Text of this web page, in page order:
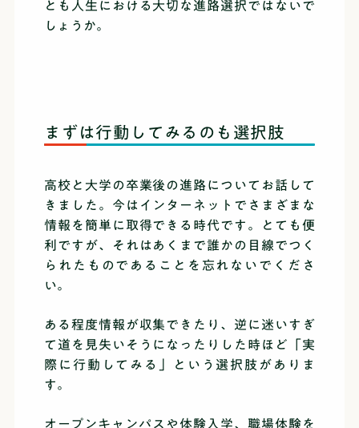
とも人生における大切な進路選択ではないで
しょうか。
まずは行動してみるのも選択肢
高校と大学の卒業後の進路についてお話して
きました。今はインターネットでさまざまな
情報を簡単に取得できる時代です。とても便
利ですが、それはあくまで誰かの目線でつく
られたものであることを忘れないでくださ
い。
ある程度情報が収集できたり、逆に迷いすぎ
て道を見失いそうになったりした時ほど「実
際に行動してみる」という選択肢がありま
す。
オープンキャンパスや体験入学、職場体験を